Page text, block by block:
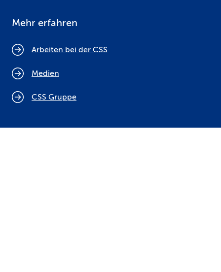
Mehr erfahren
Arbeiten bei der CSS
Medien
CSS Gruppe